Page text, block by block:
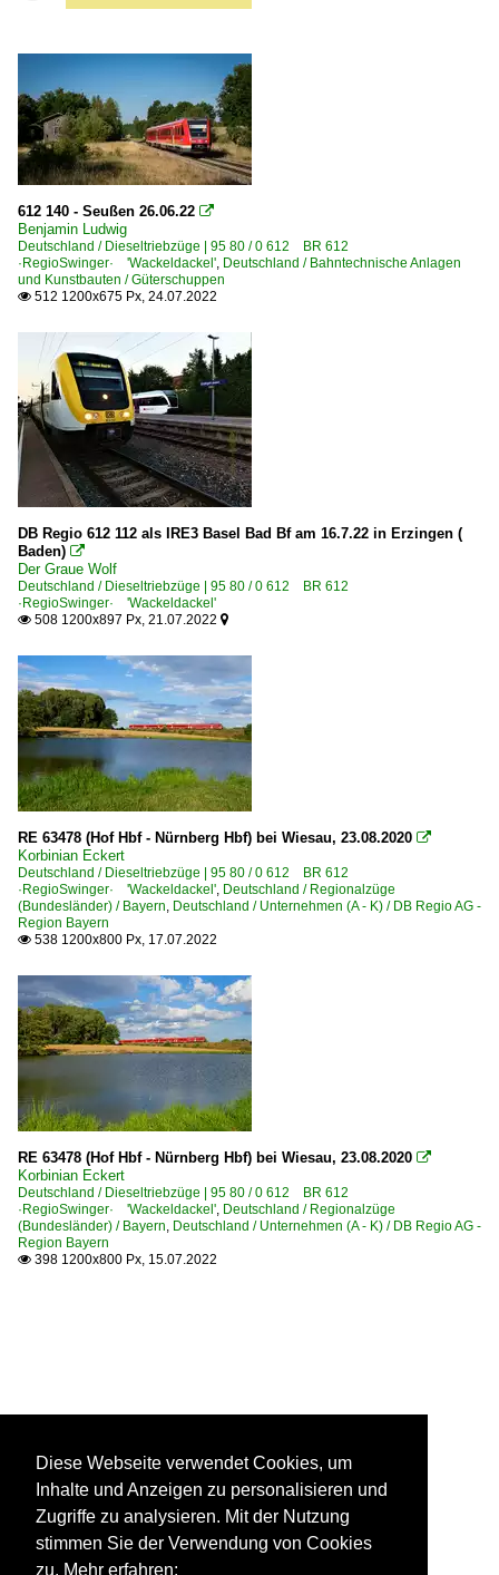
612 140 - Seußen 26.06.22 
Benjamin Ludwig
Deutschland / Dieseltriebzüge | 95 80 / 0 612 BR 612
·RegioSwinger· 'Wackeldackel', Deutschland / Bahntechnische Anlagen
und Kunstbauten / Güterschuppen
 512 1200x675 Px, 24.07.2022
DB Regio 612 112 als IRE3 Basel Bad Bf am 16.7.22 in Erzingen (
Baden) 
Der Graue Wolf
Deutschland / Dieseltriebzüge | 95 80 / 0 612 BR 612
·RegioSwinger· 'Wackeldackel'
 508 1200x897 Px, 21.07.2022 
RE 63478 (Hof Hbf - Nürnberg Hbf) bei Wiesau, 23.08.2020 
Korbinian Eckert
Deutschland / Dieseltriebzüge | 95 80 / 0 612 BR 612
·RegioSwinger· 'Wackeldackel', Deutschland / Regionalzüge
(Bundesländer) / Bayern, Deutschland / Unternehmen (A - K) / DB Regio AG -
Region Bayern
 538 1200x800 Px, 17.07.2022
RE 63478 (Hof Hbf - Nürnberg Hbf) bei Wiesau, 23.08.2020 
Korbinian Eckert
Deutschland / Dieseltriebzüge | 95 80 / 0 612 BR 612
·RegioSwinger· 'Wackeldackel', Deutschland / Regionalzüge
(Bundesländer) / Bayern, Deutschland / Unternehmen (A - K) / DB Regio AG -
Region Bayern
 398 1200x800 Px, 15.07.2022
Diese Webseite verwendet Cookies, um
Inhalte und Anzeigen zu personalisieren und
Zugriffe zu analysieren. Mit der Nutzung
stimmen Sie der Verwendung von Cookies
zu. Mehr erfahren: